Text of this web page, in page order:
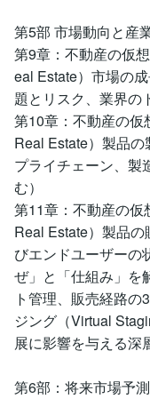
第5部 市場動向と産
第9章：不動産の仮
eal Estate）市場の
題とリスク、業界の
第10章：不動産の
Real Estate）製品
プライチェーン、製
む）
第11章：不動産の
Real Estate）製品
びエンドユーザーの
ぜ」と「仕組み」を
ト管理、販売経路
ジング（Virtual
展に影響を与える深
第6部：将来市場予測